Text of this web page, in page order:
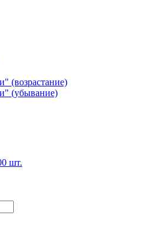
(возрастание)
(убывание)
шт.